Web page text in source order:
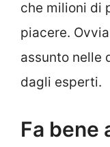
che milioni di
piacere.
assunto nelle
dagli esperti.
Fa bene